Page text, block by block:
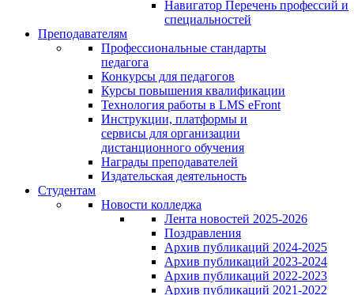
Навигатор Перечень профессий и
специальностей
Преподавателям
Профессиональные стандарты
педагога
Конкурсы для педагогов
Курсы повышения квалификации
Технология работы в LMS eFront
Инструкции, платформы и
сервисы для организации
дистанционного обучения
Награды преподавателей
Издательская деятельность
Студентам
Новости колледжа
Лента новостей 2025-2026
Поздравления
Архив публикаций 2024-2025
Архив публикаций 2023-2024
Архив публикаций 2022-2023
Архив публикаций 2021-2022